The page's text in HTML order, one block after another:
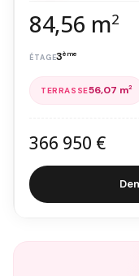
84,56 m2
3ème
56,07 m2
366 950 €